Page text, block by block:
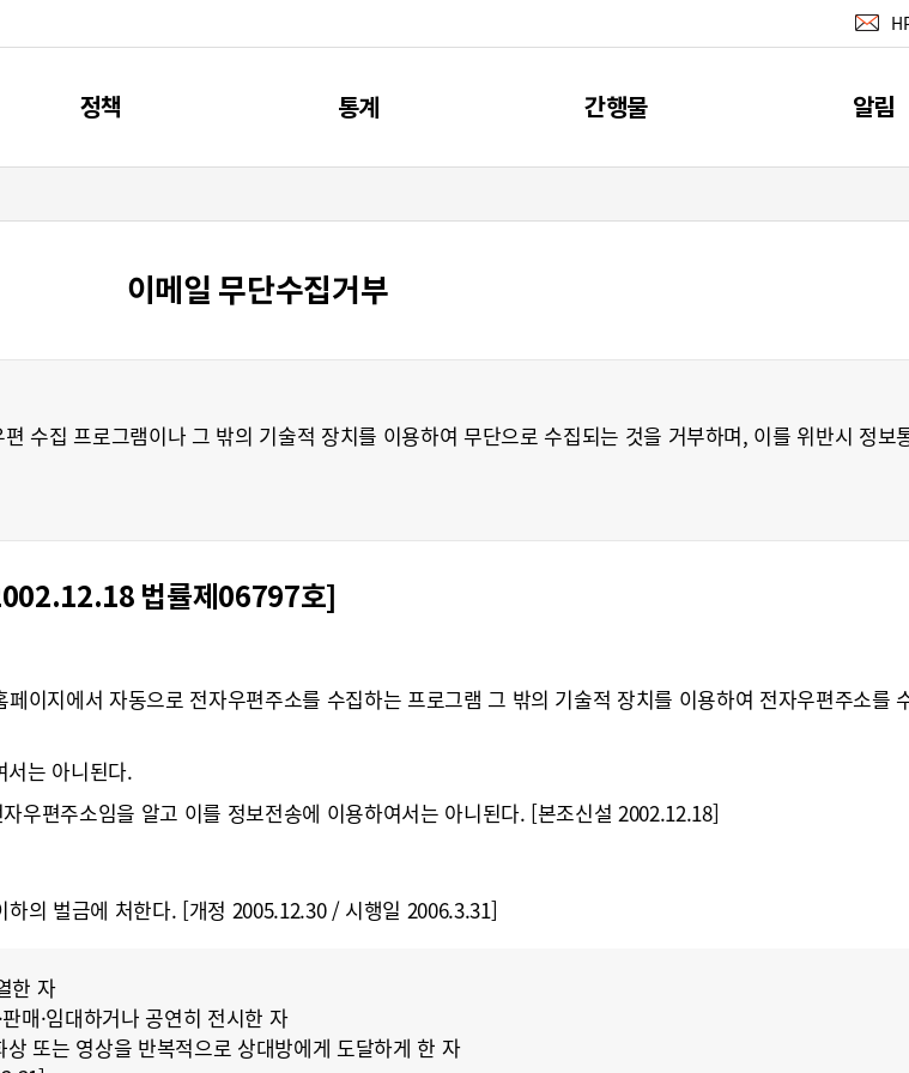
정책
4차 과기인재 기본계획
과기인재 관련 사업
통계
주요지표
간행물
간행물
알림
공지사
이메일 무단수집거부
수집 프로그램이나 그 밖의 기술적 장치를 이용하여 무단으로 수집되는 것을 거부하며, 이를 위반시 정보
법률제06797호]
이지에서 자동으로 전자우편주소를 수집하는 프로그램 그 밖의 기술적 장치를 이용하여 전자우편주소를
는 아니된다.
편주소임을 알고 이를 정보전송에 이용하여서는 아니된다. [본조신설 2002.12.18]
의 벌금에 처한다. [개정 2005.12.30 / 시행일 2006.3.31]
한 자
매·임대하거나 공연히 전시한 자
또는 영상을 반복적으로 상대방에게 도달하게 한 자